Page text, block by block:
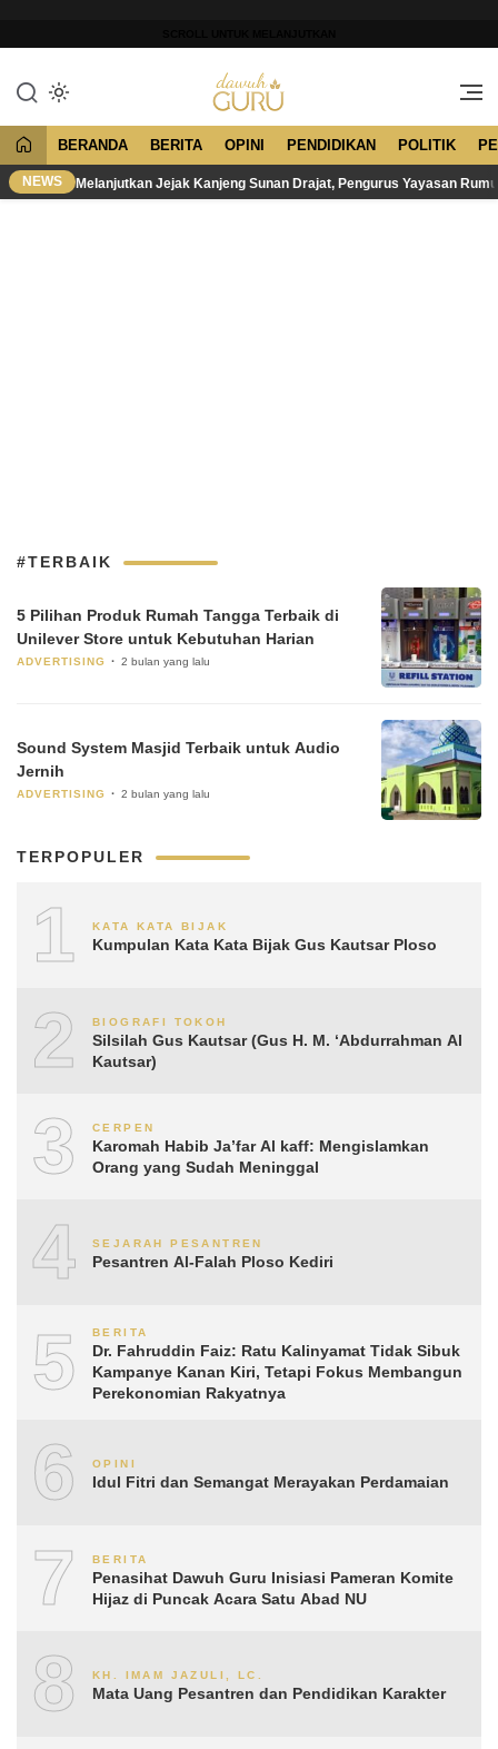
konten
Dawuh Guru
Merawat Tradisi, Membangun
BERANDA BERITA OPINI PENDIDIKAN POLITIK
NEWS Melanjutkan Jejak Kanjeng Sunan Drajat, Pengurus Yayasan
#TERBAIK
5 Pilihan Produk Rumah Tangga Terbaik di
Unilever Store untuk Kebutuhan Harian
ADVERTISING 2 bulan yang lalu
Sound System Masjid Terbaik untuk Audio
Jernih
ADVERTISING 2 bulan yang lalu
TERPOPULER
1 KATA KATA BIJAK
Kumpulan Kata Kata Bijak Gus Kautsar Ploso
2 BIOGRAFI TOKOH
Silsilah Gus Kautsar (Gus H. M. ‘Abdurrahman Al
Kautsar)
3 CERPEN
Karomah Habib Ja’far Al kaff: Mengislamkan
Orang yang Sudah Meninggal
4 SEJARAH PESANTREN
Pesantren Al-Falah Ploso Kediri
5 BERITA
Dr. Fahruddin Faiz: Ratu Kalinyamat Tidak Sibuk
Kampanye Kanan Kiri, Tetapi Fokus Membangun
Perekonomian Rakyatnya
6 OPINI
Idul Fitri dan Semangat Merayakan Perdamaian
7 BERITA
Penasihat Dawuh Guru Inisiasi Pameran Komite
Hijaz di Puncak Acara Satu Abad NU
8 KH. IMAM JAZULI, LC.
Mata Uang Pesantren dan Pendidikan Karakter